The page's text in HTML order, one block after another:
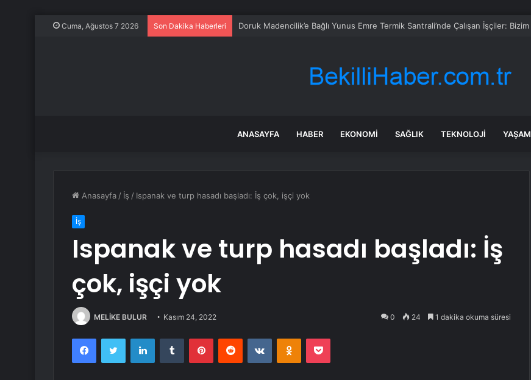
Cuma, Ağustos 7 2026 Son Dakika Haberleri
ANASAYFA HABER EKONOMI SAĞLIK TEKNOLOJI YAŞAM
Anasayfa / İş / Ispanak ve turp hasadı başladı: İş çok, işçi yok
İş
Ispanak ve turp hasadı başladı: İş
çok, işçi yok
MELİKE BULUR Kasım 24, 2022 0 24 1 dakika okuma süresi
FacebookTwitter LinkedInTumblr PinterestReddit VKontakteOdnoklassniki
Pocket